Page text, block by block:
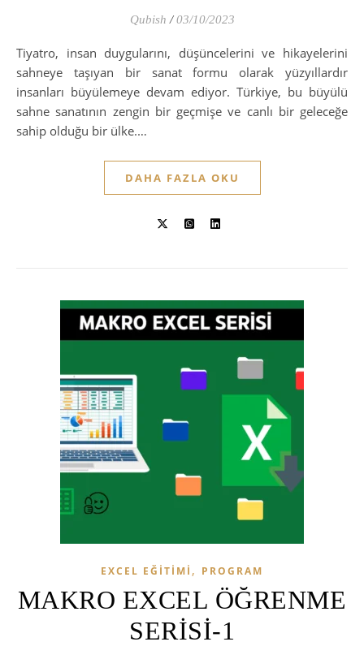
Qubish / 03/10/2023
Tiyatro, insan duygularını, düşüncelerini ve hikayelerini
sahneye taşıyan bir sanat formu olarak yüzyıllardır
insanları büyülemeye devam ediyor. Türkiye, bu büyülü
sahne sanatının zengin bir geçmişe ve canlı bir geleceğe
sahip olduğu bir ülke.…
DAHA FAZLA OKU
EXCEL EĞİTİMİ , PROGRAM
MAKRO EXCEL ÖĞRENME
SERİSİ-1